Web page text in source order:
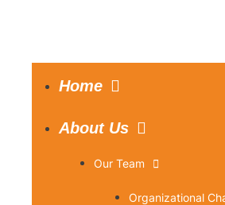
Home
About Us
Our Team
Organizational